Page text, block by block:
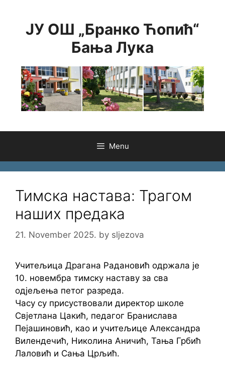
contentЈУ ОШ „Бранко Ћопић“
Бања Лука
Menu
Тимска настава: Трагом
наших предака
21. November 2025. by sljezova
Учитељица Драгана Радановић одржала је
10. новембра тимску наставу за сва
одјељења петог разреда.
Часу су присуствовали директор школе
Свјетлана Цакић, педагог Бранислава
Пејашиновић, као и учитељице Александра
Вилендечић, Николина Аничић, Тања Грбић
Лаловић и Сања Црљић.